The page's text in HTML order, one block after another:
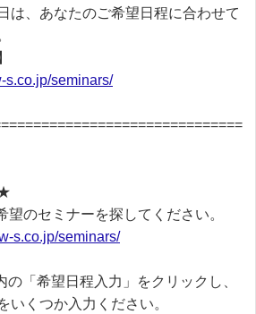
は、あなたのご希望日程に合わせて
s.co.jp/seminars/
望のセミナーを探してください。
s.co.jp/seminars/
の「希望日程入力」をクリックし、
いくつか入力ください。